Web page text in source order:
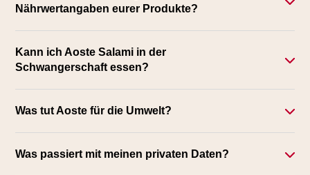
Nährwertangaben eurer Produkte?
Kann ich Aoste Salami in der
Schwangerschaft essen?
Was tut Aoste für die Umwelt?
Was passiert mit meinen privaten Daten?